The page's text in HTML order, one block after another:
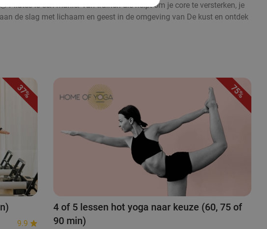
Pilates is een manier van trainen die helpt om je core te versterken, je
de slag met lichaam en geest in de omgeving van De kust en ontdek
37%
9.9
75%
4 of 5 lessen hot yoga naar keuze (60, 75 of
90 min)